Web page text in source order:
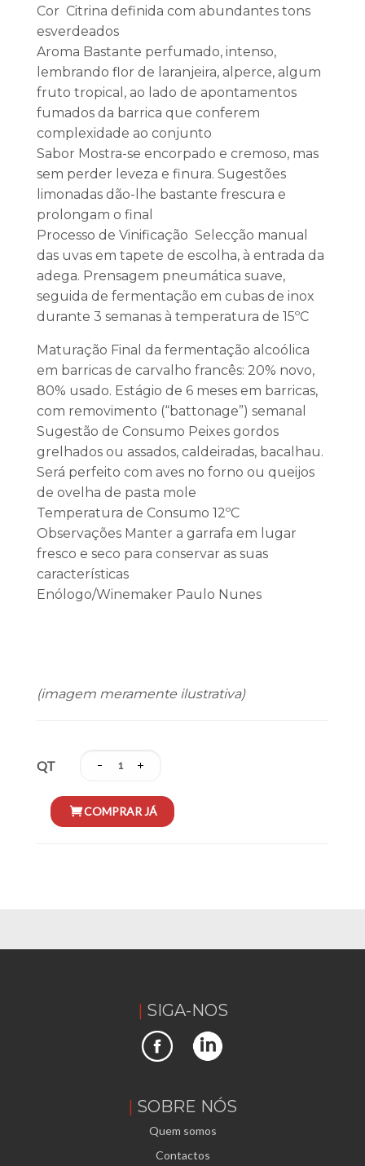
Cor Citrina definida com abundantes tons
esverdeados
Aroma Bastante perfumado, intenso,
lembrando flor de laranjeira, alperce, algum
fruto tropical, ao lado de apontamentos
fumados da barrica que conferem
complexidade ao conjunto
Sabor Mostra-se encorpado e cremoso, mas
sem perder leveza e finura. Sugestões
limonadas dão-lhe bastante frescura e
prolongam o final
Processo de Vinificação Selecção manual
das uvas em tapete de escolha, à entrada da
adega. Prensagem pneumática suave,
seguida de fermentação em cubas de inox
durante 3 semanas à temperatura de 15ºC
Maturação Final da fermentação alcoólica
em barricas de carvalho francês: 20% novo,
80% usado. Estágio de 6 meses em barricas,
com removimento (“battonage”) semanal
Sugestão de Consumo Peixes gordos
grelhados ou assados, caldeiradas, bacalhau.
Será perfeito com aves no forno ou queijos
de ovelha de pasta mole
Temperatura de Consumo 12ºC
Observações Manter a garrafa em lugar
fresco e seco para conservar as suas
características
Enólogo/Winemaker Paulo Nunes
(imagem meramente ilustrativa)
QT
SIGA-NOS
SOBRE NÓS
Quem somos
Contactos